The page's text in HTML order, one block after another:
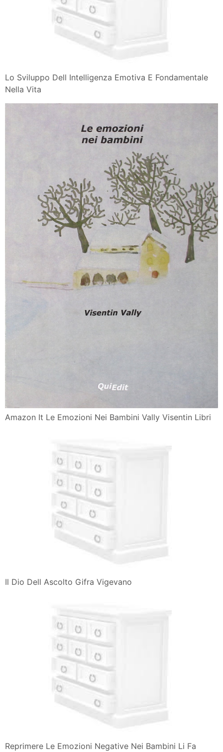
Lo Sviluppo Dell Intelligenza Emotiva E Fondamentale
Nella Vita
Amazon It Le Emozioni Nei Bambini Vally Visentin Libri
Il Dio Dell Ascolto Gifra Vigevano
Reprimere Le Emozioni Negative Nei Bambini Li Fa